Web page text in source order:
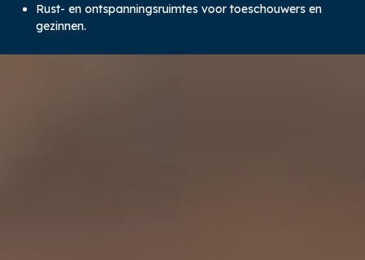
Rust- en ontspanningsruimtes voor toeschouwers en
gezinnen.